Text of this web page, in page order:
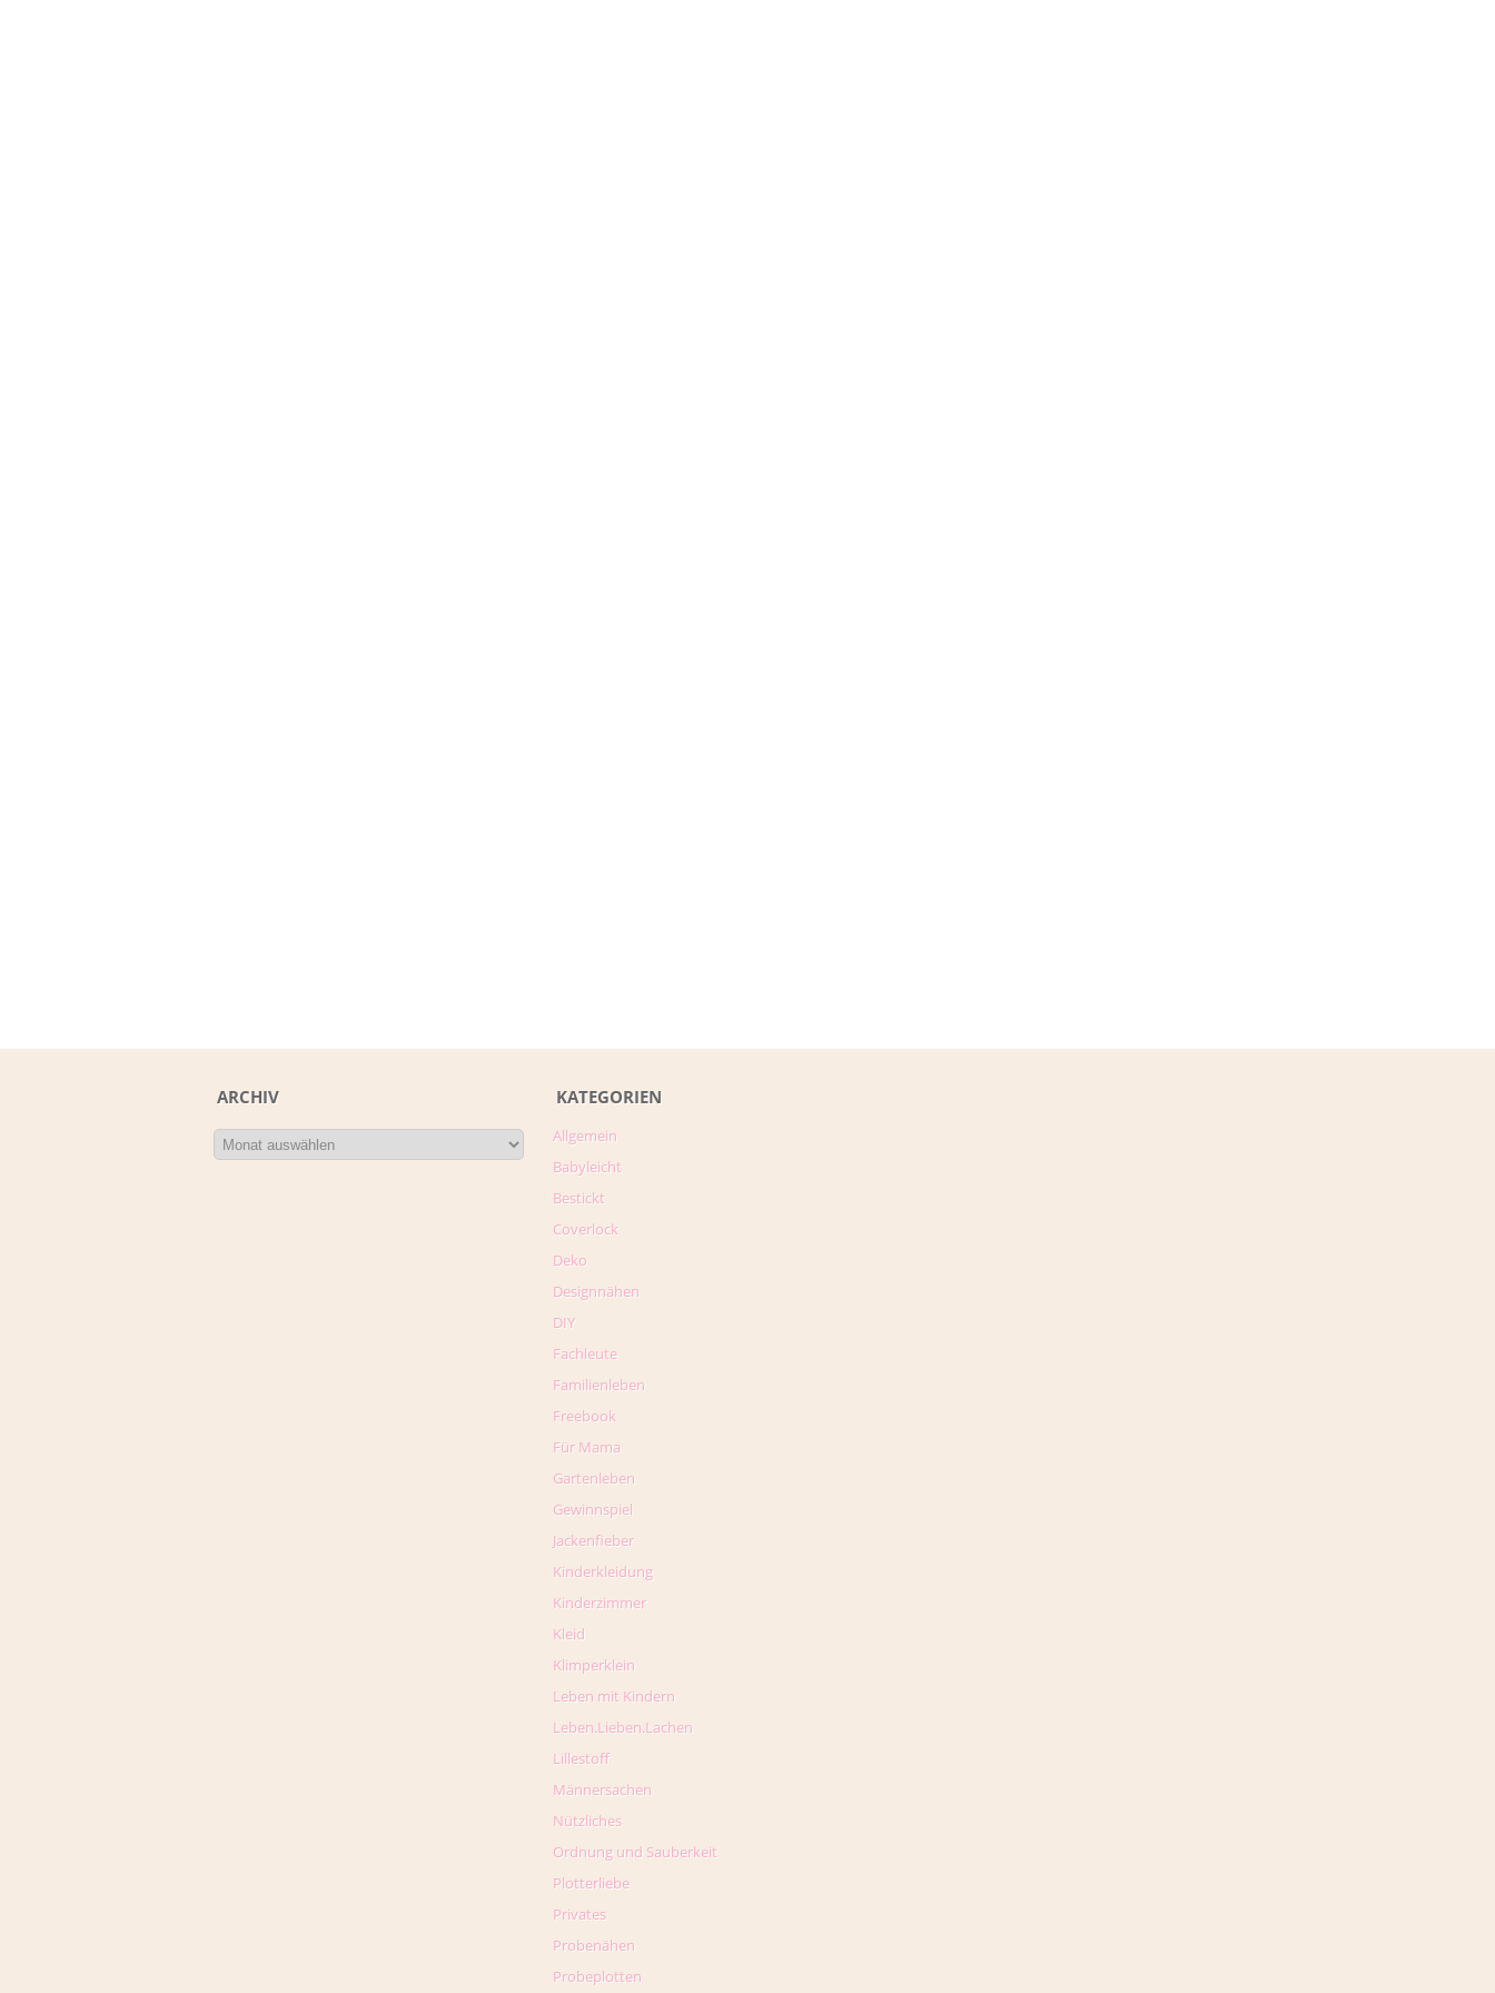
ARCHIV KATEGORIEN
Allgemein
Babyleicht
Bestickt
Coverlock
Deko
Designnähen
DIY
Fachleute
Familienleben
Freebook
Für Mama
Gartenleben
Gewinnspiel
Jackenfieber
Kinderkleidung
Kinderzimmer
Kleid
Klimperklein
Leben mit Kindern
Leben.Lieben.Lachen
Lillestoff
Männersachen
Nützliches
Ordnung und Sauberkeit
Plotterliebe
Privates
Probenähen
Probeplotten